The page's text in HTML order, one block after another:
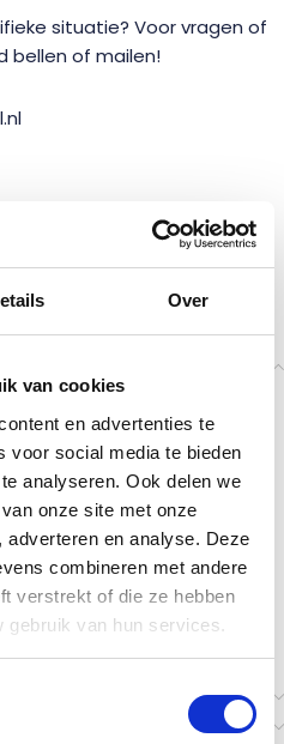
Over
van cookies
en advertenties te
voor social media te bieden
analyseren. Ook delen we
onze site met onze
en analyse. Deze
combineren met andere
verstrekt of die ze hebben
gebruik van hun services.
situatie? Voor vragen of
bellen of mailen!
en bestellen
vakman
dichte steektrap voor
meegeleverde handleiding
trap is een van de meest
breed, 220 CM lang.
te maken
rechts toepasbaar.